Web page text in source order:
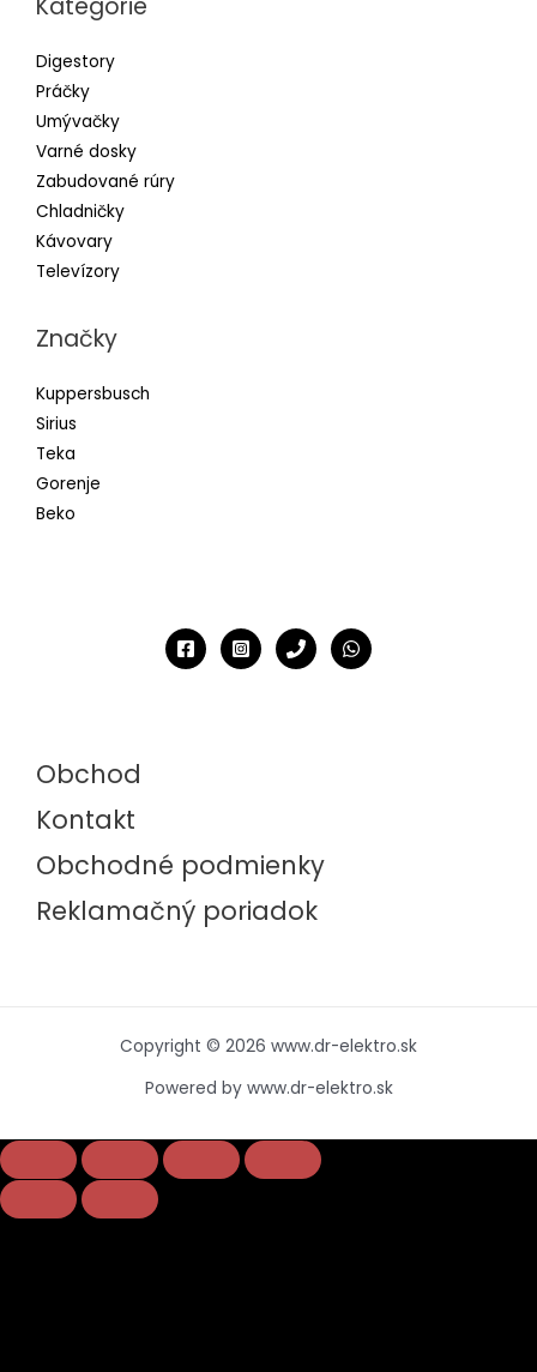
Digestory
Práčky
Umývačky
Varné dosky
Zabudované rúry
Chladničky
Kávovary
Televízory
Značky
Kuppersbusch
Sirius
Teka
Gorenje
Beko
Obchod
Kontakt
Obchodné podmienky
Reklamačný poriadok
Copyright © 2026 www.dr-elektro.sk
Powered by www.dr-elektro.sk